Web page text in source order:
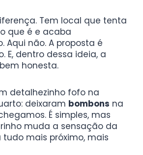
Tem local que tenta
que é e acaba
Aqui não. A proposta é
E, dentro dessa ideia, a
honesta.
detalhezinho fofo na
deixaram bombons na
É simples, mas
muda a sensação da
mais próximo, mais